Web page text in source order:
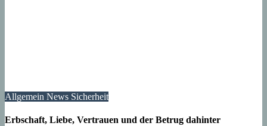
Allgemein News Sicherheit
Erbschaft, Liebe, Vertrauen und der Betrug dahinter